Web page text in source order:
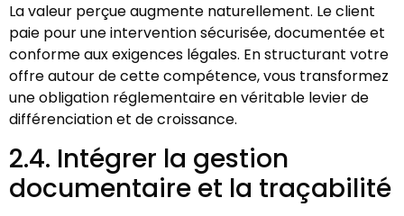
La valeur perçue augmente naturellement. Le client
paie pour une intervention sécurisée, documentée et
conforme aux exigences légales. En structurant votre
offre autour de cette compétence, vous transformez
une obligation réglementaire en véritable levier de
différenciation et de croissance.
2.4. Intégrer la gestion
documentaire et la traçabilité